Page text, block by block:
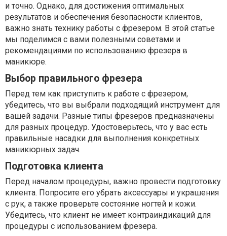
и точно. Однако, для достижения оптимальных
результатов и обеспечения безопасности клиентов,
важно знать технику работы с фрезером. В этой статье
мы поделимся с вами полезными советами и
рекомендациями по использованию фрезера в
маникюре.
Выбор правильного фрезера
Перед тем как приступить к работе с фрезером,
убедитесь, что вы выбрали подходящий инструмент для
вашей задачи. Разные типы фрезеров предназначены
для разных процедур. Удостоверьтесь, что у вас есть
правильные насадки для выполнения конкретных
маникюрных задач.
Подготовка клиента
Перед началом процедуры, важно провести подготовку
клиента. Попросите его убрать аксессуары и украшения
с рук, а также проверьте состояние ногтей и кожи.
Убедитесь, что клиент не имеет контраиндикаций для
процедуры с использованием фрезера.